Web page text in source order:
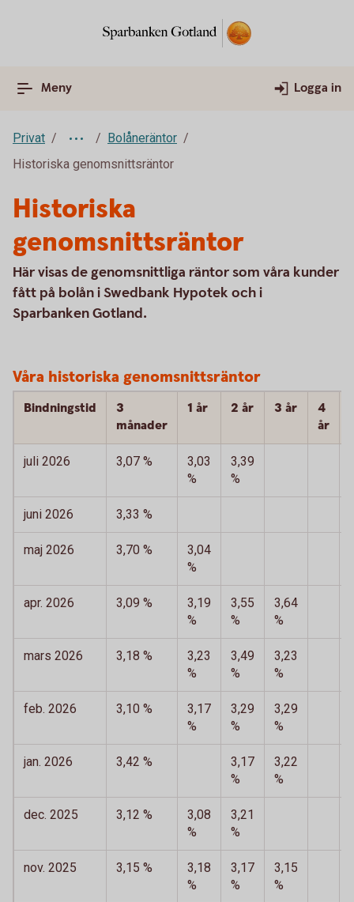
Meny Logga in
Privat
Bolåneräntor
Historiska genomsnittsräntor
Historiska
genomsnittsräntor
Här visas de genomsnittliga räntor som våra kunder
fått på bolån i Swedbank Hypotek och i
Sparbanken Gotland.
Våra historiska genomsnittsräntor
Bindningstid
3
månader
1 år 2 år 3 år
4
år
juli 2026 3,07 %
3,03
%
3,39
%
juni 2026 3,33 %
maj 2026 3,70 %
3,04
%
apr. 2026 3,09 %
3,19
%
3,55
%
3,64
%
mars 2026 3,18 %
3,23
%
3,49
%
3,23
%
feb. 2026 3,10 %
3,17
%
3,29
%
3,29
%
jan. 2026 3,42 %
3,17
%
3,22
%
dec. 2025 3,12 %
3,08
%
3,21
%
nov. 2025 3,15 %
3,18
%
3,17
%
3,15
%